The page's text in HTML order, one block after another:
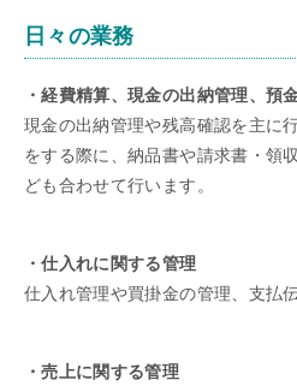
日々の業務
・経費精算、現金の出納管理、預
現金の出納管理や残高確認を主に
をする際に、納品書や請求書・領
ども合わせて行います。
・仕入れに関する管理
仕入れ管理や買掛金の管理、支払
・売上に関する管理